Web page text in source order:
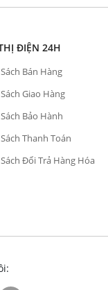
ĐIỆN 24H
Bán Hàng
Giao Hàng
Bảo Hành
Thanh Toán
Đổi Trả Hàng Hóa